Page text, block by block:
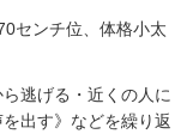
センチ位、体格小太
逃げる・近くの人に
出す》などを繰り返